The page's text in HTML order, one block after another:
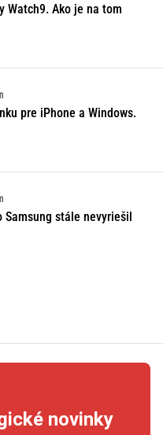
Watch9. Ako je na tom
pre iPhone a Windows.
Samsung stále nevyriešil
novinky